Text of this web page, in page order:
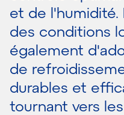
et de l'humidité.
des conditions
également
de
durables et
tournant vers